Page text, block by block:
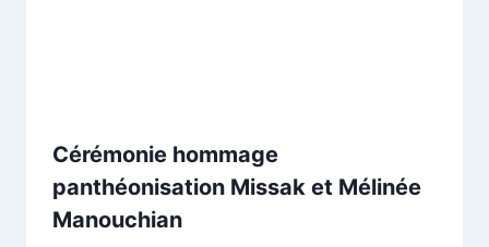
Cérémonie hommage
panthéonisation Missak et Mélinée
Manouchian